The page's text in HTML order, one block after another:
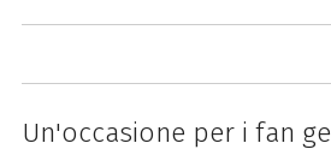
Un'occasione per i fan